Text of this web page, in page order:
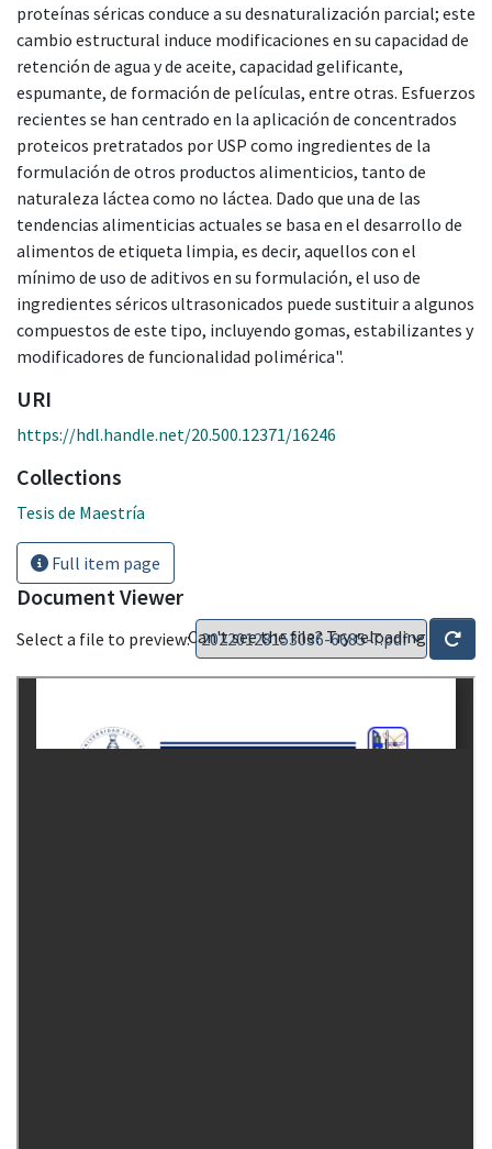
proteínas séricas conduce a su desnaturalización parcial; este
cambio estructural induce modificaciones en su capacidad de
retención de agua y de aceite, capacidad gelificante,
espumante, de formación de películas, entre otras. Esfuerzos
recientes se han centrado en la aplicación de concentrados
proteicos pretratados por USP como ingredientes de la
formulación de otros productos alimenticios, tanto de
naturaleza láctea como no láctea. Dado que una de las
tendencias alimenticias actuales se basa en el desarrollo de
alimentos de etiqueta limpia, es decir, aquellos con el
mínimo de uso de aditivos en su formulación, el uso de
ingredientes séricos ultrasonicados puede sustituir a algunos
compuestos de este tipo, incluyendo gomas, estabilizantes y
modificadores de funcionalidad polimérica".
URI
https://hdl.handle.net/20.500.12371/16246
Collections
Tesis de Maestría
Full item page
Document Viewer
Select a file to preview:Can't see the file? Try reloading